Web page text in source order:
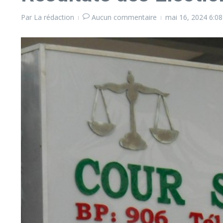
Par La rédaction Aucun commentaire mai 16, 2024